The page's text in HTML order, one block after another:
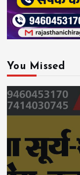
You Missed